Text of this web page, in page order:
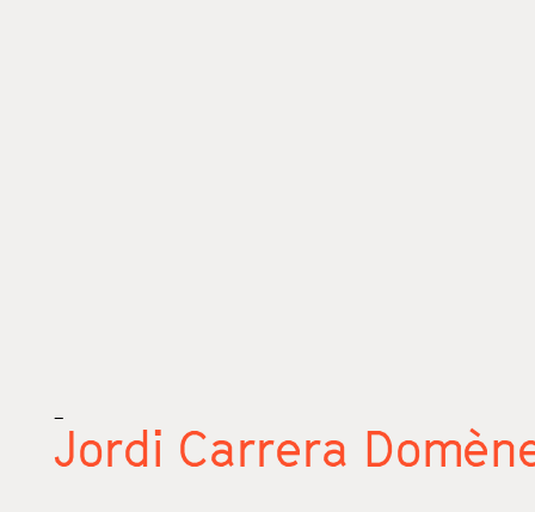
_
Jordi Carrera